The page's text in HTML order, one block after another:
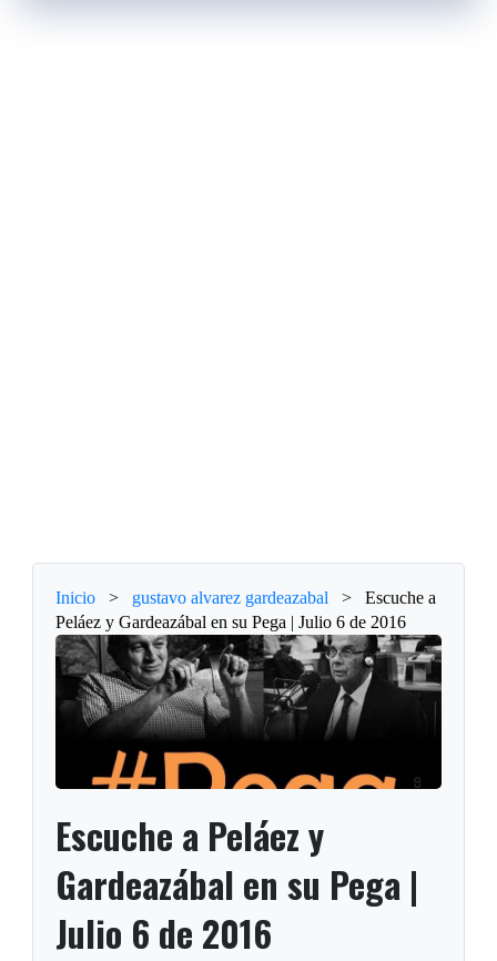
Inicio > gustavo alvarez gardeazabal >
Escuche a
Peláez y Gardeazábal en su Pega | Julio 6 de 2016
Escuche a Peláez y
Gardeazábal en su Pega |
Julio 6 de 2016